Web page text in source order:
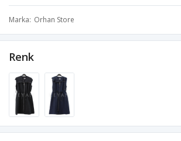
Marka Orhan Store
Renk